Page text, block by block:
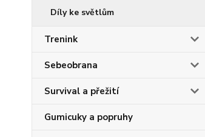
Díly ke světlům
Trenink
Sebeobrana
Survival a přežití
Gumicuky a popruhy